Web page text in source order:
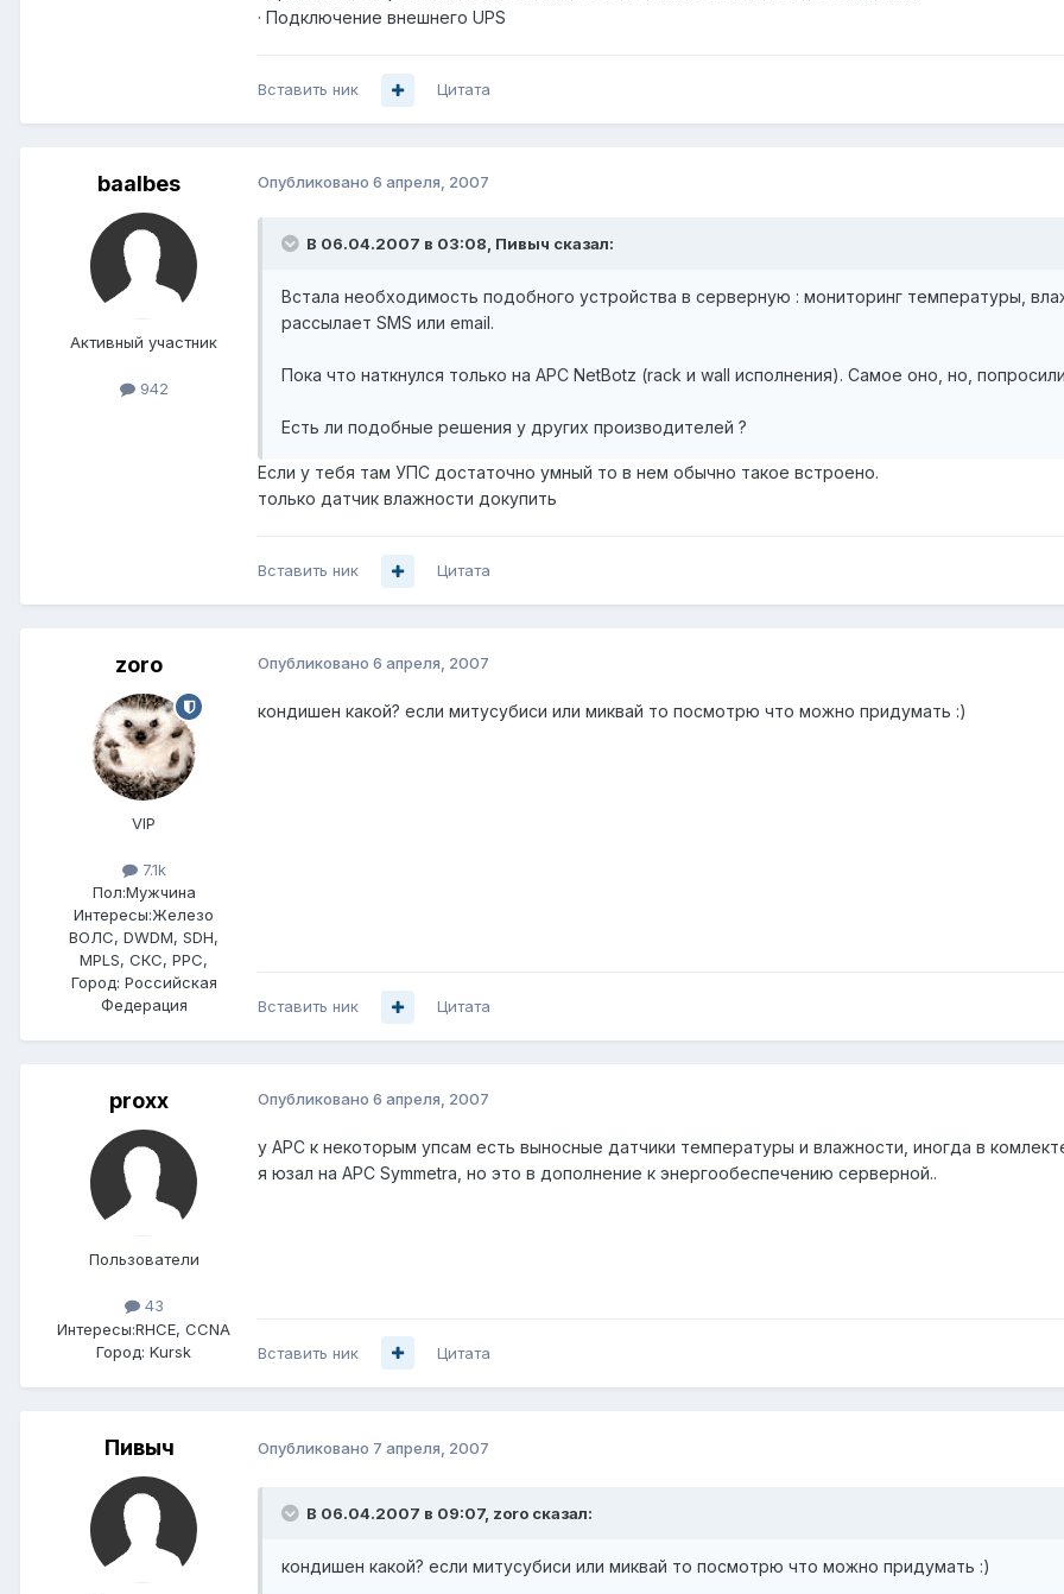
· Подключение внешнего UPS
Вставить ник Цитата
baalbes
Активный участник
942
Опубликовано 6 апреля, 2007
В 06.04.2007 в 03:08, Пивыч сказал:
Встала необходимость подобного устройства в серверную : мониторинг температуры,
рассылает SMS или email.
Пока что наткнулся только на APC NetBotz (rack и wall исполнения). Самое оно, но,
Есть ли подобные решения у других производителей ?
Если у тебя там УПС достаточно умный то в нем обычно такое встроено.
только датчик влажности докупить
Вставить ник Цитата
zoro
VIP
7.1k
Пол:Мужчина
Интересы:Железо
ВОЛС, DWDM, SDH,
MPLS, СКС, РРС,
Город: Российская
Федерация
Опубликовано 6 апреля, 2007
кондишен какой? если митусубиси или миквай то посмотрю что можно придумать :)
Вставить ник Цитата
proxx
Пользователи
43
Интересы:RHCE, CCNA
Город: Kursk
Опубликовано 6 апреля, 2007
у APC к некоторым упсам есть выносные датчики температуры и влажности, иногда в
я юзал на APC Symmetra, но это в дополнение к энергообеспечению серверной..
Вставить ник Цитата
Пивыч Опубликовано 7 апреля, 2007
В 06.04.2007 в 09:07, zoro сказал:
кондишен какой? если митусубиси или миквай то посмотрю что можно придумать :)